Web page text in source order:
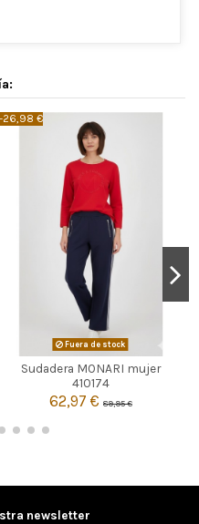
-26,98 €
Fuera de stock
Sudadera MONARI mujer
410174
62,97 € 89,95 €
 Agotado
newsletter